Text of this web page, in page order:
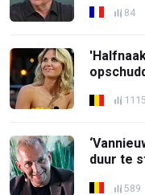
84
1115
duur te
589